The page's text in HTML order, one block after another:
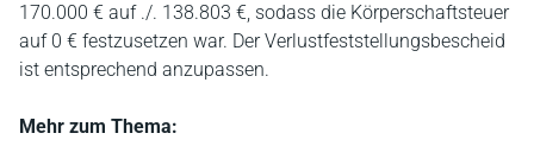
170.000 € auf ./. 138.803 €, sodass die Körperschaftsteuer
auf 0 € festzusetzen war. Der Verlustfeststellungsbescheid
ist entsprechend anzupassen.
Mehr zum Thema: